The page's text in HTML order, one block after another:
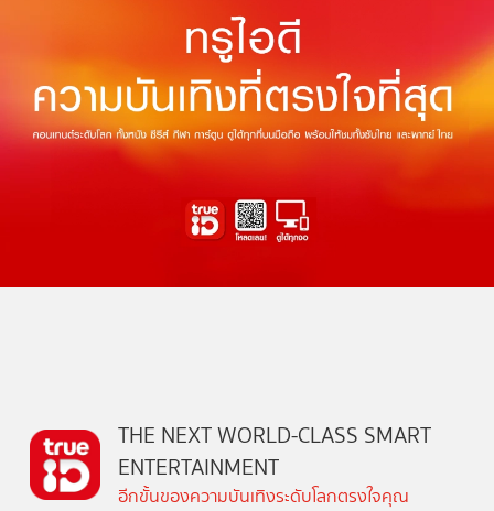
THE NEXT WORLD-CLASS SMART
ENTERTAINMENT
อีกขั้นของความบันเทิงระดับโลกตรงใจคุณ